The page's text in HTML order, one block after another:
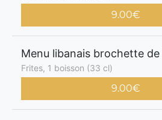
9.00€
Menu libanais brochette
Frites, 1 boisson (33 cl)
9.00€